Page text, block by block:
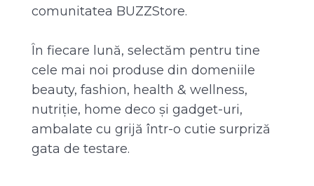
comunitatea BUZZStore.
În fiecare lună, selectăm pentru tine
cele mai noi produse din domeniile
beauty, fashion, health & wellness,
nutriție, home deco și gadget-uri,
ambalate cu grijă într-o cutie surpriză
gata de testare.